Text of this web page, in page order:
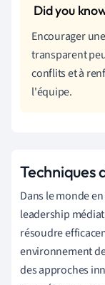
Encourager
transparent
conflits et à
l'équipe.
Techniques
Dans le monde
leadership
résoudre
environnement
des approches